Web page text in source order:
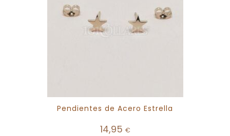
Pendientes de Acero Estrella
14,95 €